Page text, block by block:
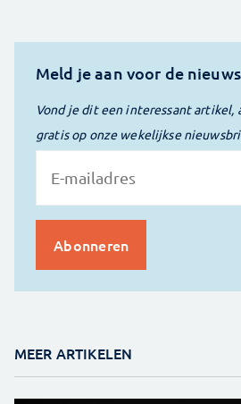
Meld je aan voor de
Vond je dit een interessant artikel,
gratis op onze wekelijkse
MEER ARTIKELEN